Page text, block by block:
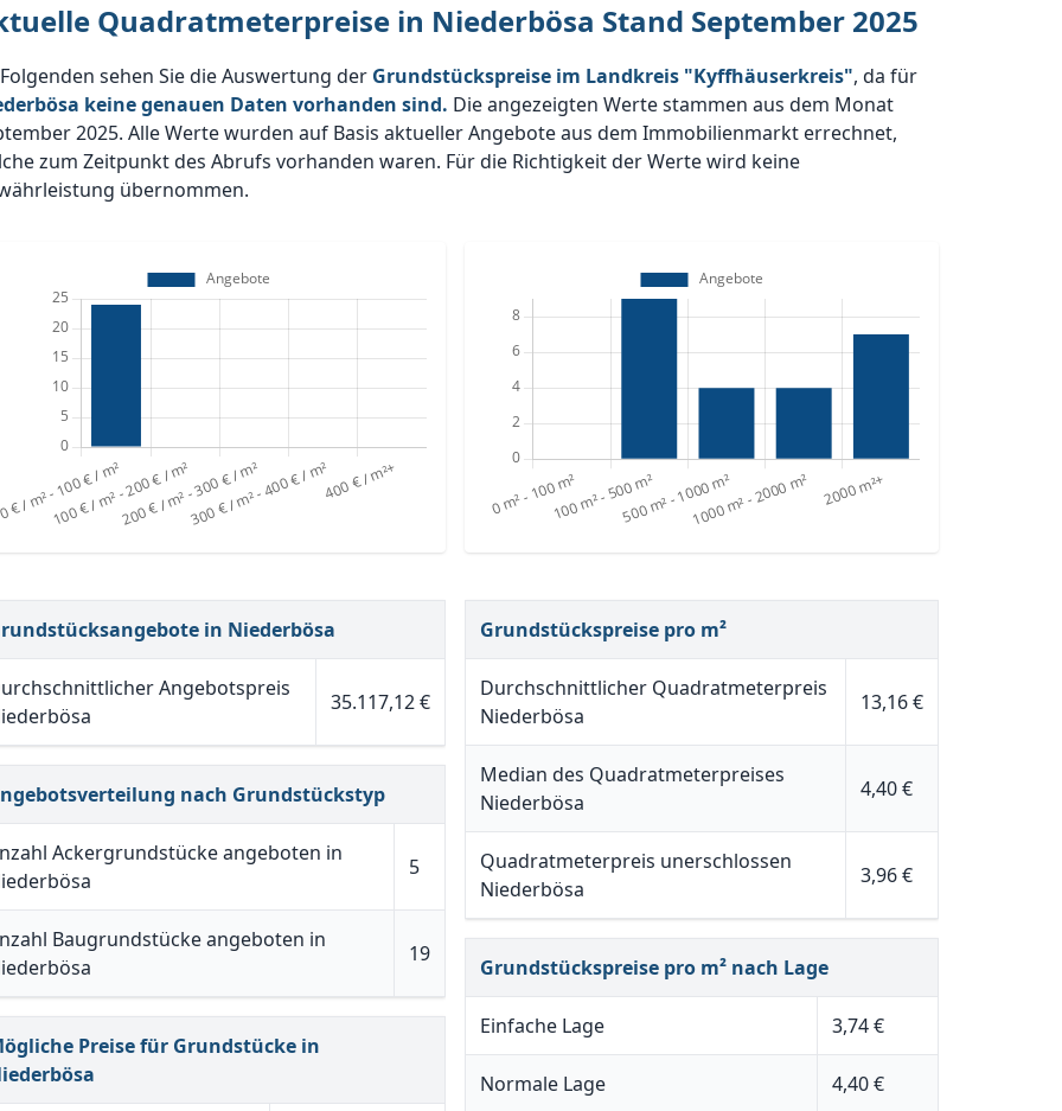
Quadratmeterpreise in Niederbösa Stand September 2025
sehen Sie die Auswertung der Grundstückspreise im Landkreis "Kyffhäuserkreis", da für
keine genauen Daten vorhanden sind. Die angezeigten Werte stammen aus dem Monat
2025. Alle Werte wurden auf Basis aktueller Angebote aus dem Immobilienmarkt errechnet,
zum Zeitpunkt des Abrufs vorhanden waren. Für die Richtigkeit der Werte wird keine
übernommen.
in Niederbösa
Angebotspreis
35.117,12 €
nach Grundstückstyp
Ackergrundstücke angeboten in
5
Baugrundstücke angeboten in
19
Preise für Grundstücke in
Grundstückspreise pro m²
Durchschnittlicher Quadratmeterpreis
Niederbösa
13,16 €
Median des Quadratmeterpreises
Niederbösa
4,40 €
Quadratmeterpreis unerschlossen
Niederbösa
3,96 €
Grundstückspreise pro m² nach Lage
Einfache Lage 3,74 €
Normale Lage 4,40 €